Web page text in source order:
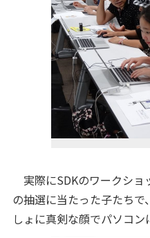
実際にSDKのワークショ
の抽選に当たった子たち
しょに真剣な顔でパソコン